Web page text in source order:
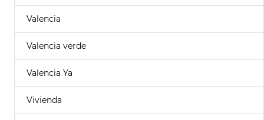
Valencia
Valencia verde
Valencia Ya
Vivienda